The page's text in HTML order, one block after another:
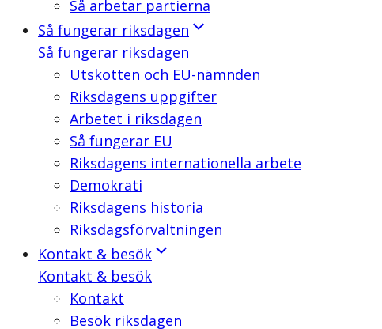
Så arbetar partierna
Så fungerar riksdagen
Så fungerar riksdagen
Utskotten och EU-nämnden
Riksdagens uppgifter
Arbetet i riksdagen
Så fungerar EU
Riksdagens internationella arbete
Demokrati
Riksdagens historia
Riksdagsförvaltningen
Kontakt & besök
Kontakt & besök
Kontakt
Besök riksdagen